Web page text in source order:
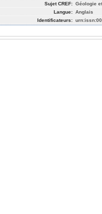
Sujet CREF: Géologie
Langue: Anglais
Identificateurs: